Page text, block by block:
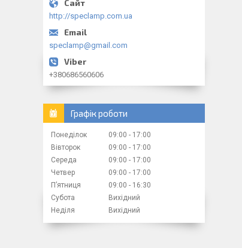
http://speclamp.com.ua
speclamp@gmail.com
+380686560606
Графік роботи
Понеділок 09:00
17:00
Вівторок
09:00
17:00
Середа
09:00
17:00
Четвер
09:00
17:00
Пʼятниця
09:00
16:30
Субота
Вихідний
Неділя
Вихідний